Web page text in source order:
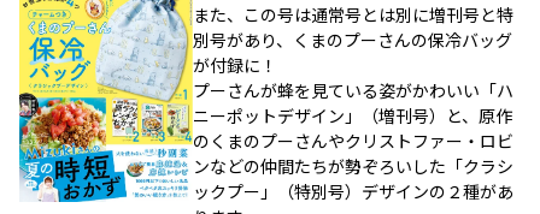
また、この号は通常号とは別に増刊号と特
別号があり、くまのプーさんの保冷バッグ
が付録に！
プーさんが蜂を見ている姿がかわいい「ハ
ニーポットデザイン」（増刊号）と、原作
のくまのプーさんやクリストファー・ロビ
ンなどの仲間たちが勢ぞろいした「クラシ
ックプー」（特別号）デザインの２種があ